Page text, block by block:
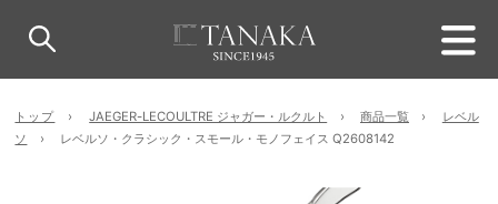
トップ JAEGER-LECOULTRE ジャガー・ルクルト 商品一覧
レベル
ソ
レベルソ・クラシック・スモール・モノフェイス Q2608142